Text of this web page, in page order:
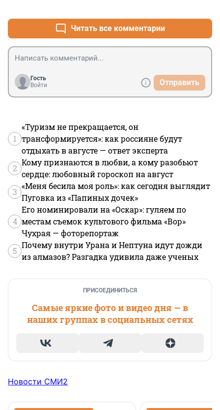
Читать все комментарии
Гость
Войти
Отправить
1
«Туризм не прекращается, он
трансформируется»: как россияне будут
отдыхать в августе — ответ эксперта
2
Кому признаются в любви, а кому разобьют
сердце: любовный гороскоп на август
3
«Меня бесила моя роль»: как сегодня выглядит
Пуговка из «Папиных дочек»
4
Его номинировали на «Оскар»: гуляем по
местам съемок культового фильма «Вор»
Чухрая — фоторепортаж
5
Почему внутри Урана и Нептуна идут дожди
из алмазов? Разгадка удивила даже ученых
ПРИСОЕДИНИТЬСЯ
Самые яркие фото и видео дня — в
наших группах в социальных сетях
Новости СМИ2